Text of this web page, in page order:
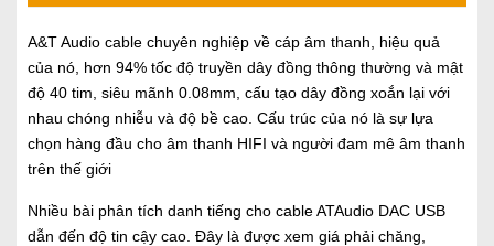
A&T Audio cable chuyên nghiệp về cáp âm thanh, hiệu quả
của nó, hơn 94% tốc độ truyền dây đồng thông thường và mật
độ 40 tim, siêu mãnh 0.08mm, cấu tạo dây đồng xoắn lại với
nhau chóng nhiễu và độ bề cao. Cấu trúc của nó là sự lựa
chọn hàng đầu cho âm thanh HIFI và người đam mê âm thanh
trên thế giới
Nhiều bài phân tích danh tiếng cho cable ATAudio DAC USB
dẫn đến độ tin cậy cao. Đây là được xem giá phải chăng,